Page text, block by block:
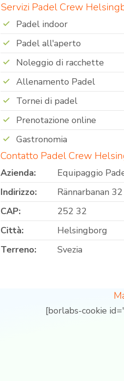
Servizi Padel Crew
Padel indoor
Padel all'aperto
Noleggio di racchette
Allenamento Padel
Tornei di padel
Prenotazione online
Gastronomia
Contatto Padel Crew
Azienda:
Equipaggio
Indirizzo:
Rännarbanan 32
CAP:
252 32
Città:
Helsingborg
Terreno:
Svezia
[borlabs-cookie